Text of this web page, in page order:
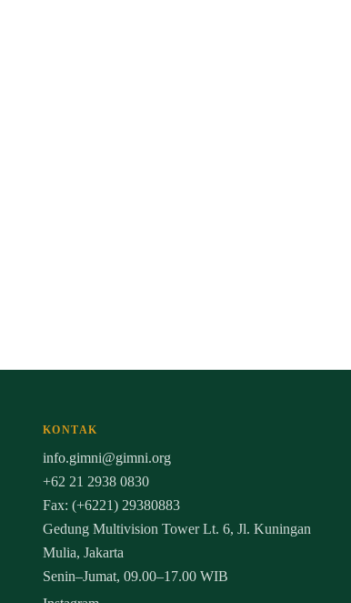
KONTAK
info.gimni@gimni.org
+62 21 2938 0830
Fax: (+6221) 29380883
Gedung Multivision Tower Lt. 6, Jl. Kuningan
Mulia, Jakarta
Senin–Jumat, 09.00–17.00 WIB